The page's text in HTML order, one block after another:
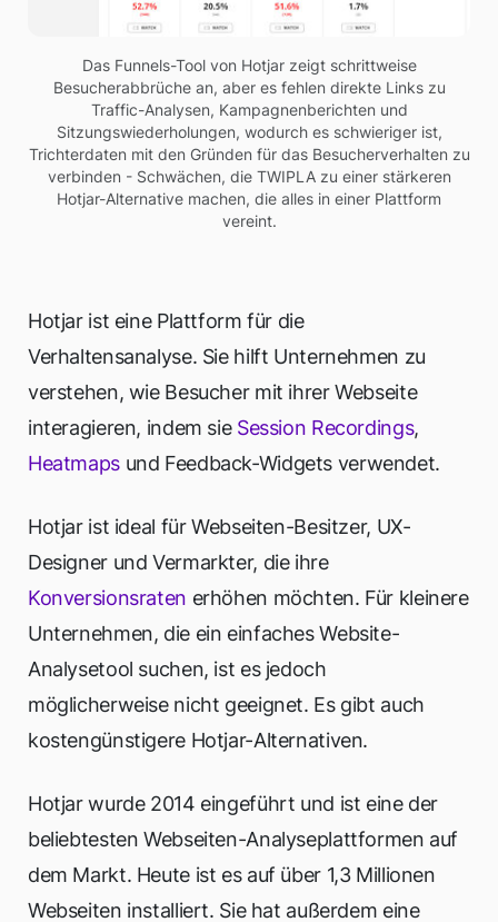
Das Funnels-Tool von Hotjar zeigt schrittweise
Besucherabbrüche an, aber es fehlen direkte Links zu
Traffic-Analysen, Kampagnenberichten und
Sitzungswiederholungen, wodurch es schwieriger ist,
Trichterdaten mit den Gründen für das Besucherverhalten zu
verbinden - Schwächen, die TWIPLA zu einer stärkeren
Hotjar-Alternative machen, die alles in einer Plattform
vereint.
Hotjar ist eine Plattform für die
Verhaltensanalyse. Sie hilft Unternehmen zu
verstehen, wie Besucher mit ihrer Webseite
interagieren, indem sie Session Recordings,
Heatmapsund Feedback-Widgets verwendet.
Hotjar ist ideal für Webseiten-Besitzer, UX-
Designer und Vermarkter, die ihre
Konversionsraten erhöhen möchten. Für kleinere
Unternehmen, die ein einfaches Website-
Analysetool suchen, ist es jedoch
möglicherweise nicht geeignet. Es gibt auch
kostengünstigere Hotjar-Alternativen.
Hotjar wurde 2014 eingeführt und ist eine der
beliebtesten Webseiten-Analyseplattformen auf
dem Markt. Heute ist es auf über 1,3 Millionen
Webseiten installiert. Sie hat außerdem eine